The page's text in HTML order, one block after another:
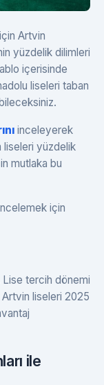
Artvin
yüzdelik dilimleri
içerisinde
liseleri taban
inceleyerek
liseleri yüzdelik
mutlaka bu
için
Lise tercih dönemi
liseleri 2025
ile